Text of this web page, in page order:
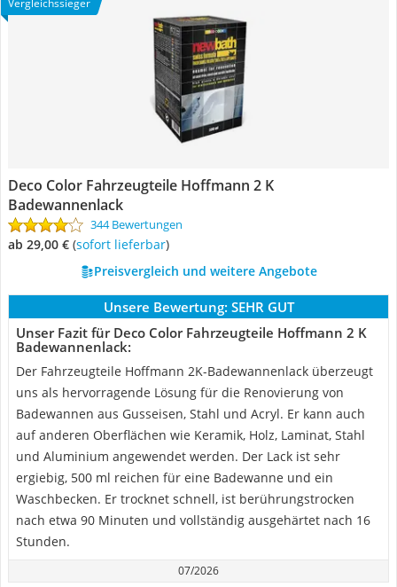
Vergleichssieger
Deco Color Fahrzeugteile Hoffmann 2 K
Badewannenlack
344 Bewertungen
ab 29,00 € ( Sofort lieferbar)
Preisvergleich und weitere Angebote
Unsere Bewertung: SEHR GUT
Unser Fazit für Deco Color Fahrzeugteile Hoffmann 2 K
Badewannenlack:
Der Fahrzeugteile Hoffmann 2K-Badewannenlack überzeugt
uns als hervorragende Lösung für die Renovierung von
Badewannen aus Gusseisen, Stahl und Acryl. Er kann auch
auf anderen Oberflächen wie Keramik, Holz, Laminat, Stahl
und Aluminium angewendet werden. Der Lack ist sehr
ergiebig, 500 ml reichen für eine Badewanne und ein
Waschbecken. Er trocknet schnell, ist berührungstrocken
nach etwa 90 Minuten und vollständig ausgehärtet nach 16
Stunden.
07/2026